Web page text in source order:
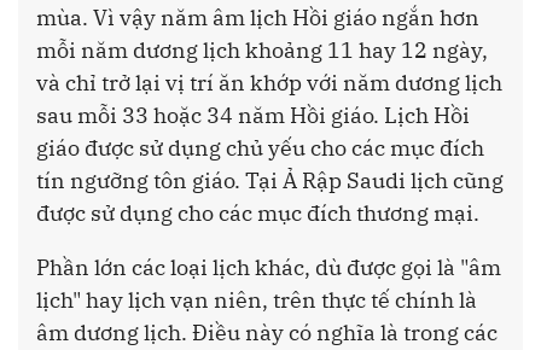
mùa. Vì vậy năm âm lịch Hồi giáo ngắn hơn
mỗi năm dương lịch khoảng 11 hay 12 ngày,
và chỉ trở lại vị trí ăn khớp với năm dương lịch
sau mỗi 33 hoặc 34 năm Hồi giáo. Lịch Hồi
giáo được sử dụng chủ yếu cho các mục đích
tín ngưỡng tôn giáo. Tại Ả Rập Saudi lịch cũng
được sử dụng cho các mục đích thương mại.
Phần lớn các loại lịch khác, dù được gọi là "âm
lịch" hay lịch vạn niên, trên thực tế chính là
âm dương lịch. Điều này có nghĩa là trong các